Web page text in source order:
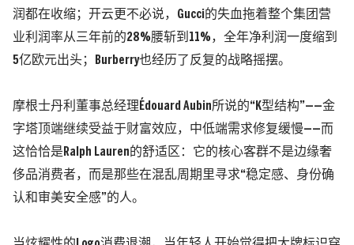
润都在收缩；开云更不必说，Gucci的失血拖着整个集团营
业利润率从三年前的28%腰斩到11%，全年净利润一度缩到
5亿欧元出头；Burberry也经历了反复的战略摇摆。
摩根士丹利董事总经理Édouard Aubin所说的“K型结构”——金
字塔顶端继续受益于财富效应，中低端需求修复缓慢——而
这恰恰是Ralph Lauren的舒适区：它的核心客群不是边缘奢
侈品消费者，而是那些在混乱周期里寻求“稳定感、身份确
认和审美安全感”的人。